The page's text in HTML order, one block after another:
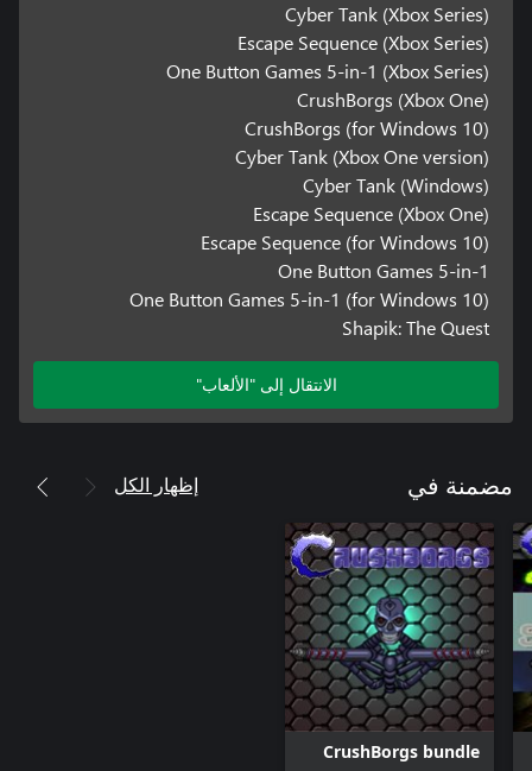
Cyber Tank (Xbox Series)
Escape Sequence (Xbox Series)
One Button Games 5-in-1 (Xbox Series)
CrushBorgs (Xbox One)
CrushBorgs (for Windows 10)
Cyber Tank (Xbox One version)
Cyber Tank (Windows)
Escape Sequence (Xbox One)
Escape Sequence (for Windows 10)
One Button Games 5-in-1
One Button Games 5-in-1 (for Windows 10)
Shapik: The Quest
الانتقال إلى "الألعاب"
مضمنة في إظهار الكل
CrushBorgs bundle